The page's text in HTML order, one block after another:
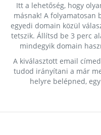
Itt a lehetőség, hogy
másnak! A folyamatosan
egyedi domain közül
tetszik. Állítsd be 3 perc
mindegyik domain
A kiválasztott email
tudod irányítani a már
helyre belépned,